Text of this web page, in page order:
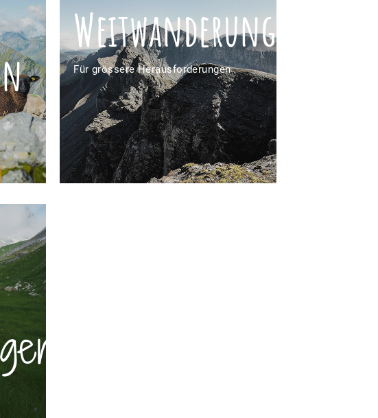
Weitwanderungen
Für grössere Herausforderungen